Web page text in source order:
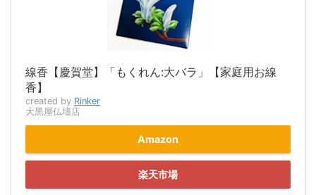
線香【慶賀堂】「もくれん:大バラ」【家庭用お線
香】
created by Rinker
大黒屋仏壇店
Amazon
楽天市場